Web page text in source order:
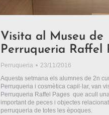
Visita al Museu de
Perruqueria Raffel
Perruqueria
23/11/2016
Aquesta setmana els alumnes de 2n
Perruqueria i cosmètica capil·lar, van
Perruqueria Raffel Pages que acull
important de peces i objectes
perruqueria de totes les èpoques.